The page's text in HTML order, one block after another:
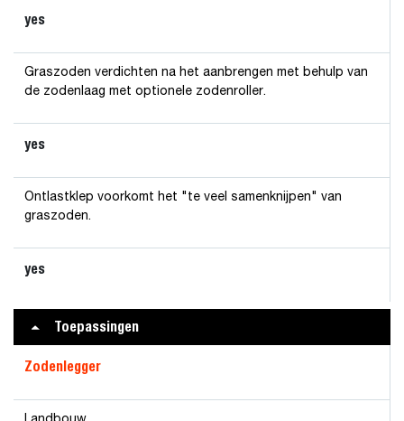
yes
Graszoden verdichten na het aanbrengen met behulp van
de zodenlaag met optionele zodenroller.
yes
Ontlastklep voorkomt het "te veel samenknijpen" van
graszoden.
yes
Toepassingen
Zodenlegger